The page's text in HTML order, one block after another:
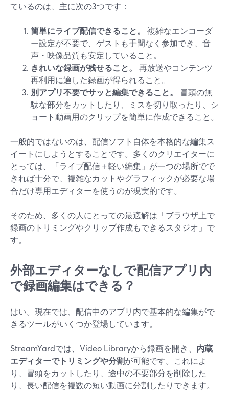
ているのは、主に次の3つです：
簡単にライブ配信できること。
複雑なエンコーダ
ー設定が不要で、ゲストも手間なく参加でき、音
声・映像品質も安定していること。
きれいな録画が残せること。
再放送やコンテンツ
再利用に適した録画が得られること。
別アプリ不要でサッと編集できること。
冒頭の無
駄な部分をカットしたり、ミスを切り取ったり、シ
ョート動画用のクリップを簡単に作成できること。
一般的ではないのは、配信ソフト自体を本格的な編集ス
イートにしようとすることです。多くのクリエイターに
とっては、「ライブ配信＋軽い編集」が一つの場所でで
きれば十分で、複雑なカットやグラフィックが必要な場
合だけ専用エディターを使うのが現実的です。
そのため、多くの人にとっての最適解は「ブラウザ上で
録画のトリミングやクリップ作成もできるスタジオ」で
す。
外部エディターなしで配信アプリ内
で録画編集はできる？
はい。現在では、配信中のアプリ内で基本的な編集がで
きるツールがいくつか登場しています。
StreamYardでは、Video Libraryから録画を開き、 内蔵
エディターでトリミングや分割が可能です。これによ
り、冒頭をカットしたり、途中の不要部分を削除した
り、長い配信を複数の短い動画に分割したりできます。